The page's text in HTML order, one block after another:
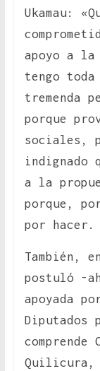
Ukamau:
apoyo a la
tengo
tremenda
porque
sociales,
indignado
a la
porque,
por hacer.
También,
postuló -
apoyada
Quilicura,